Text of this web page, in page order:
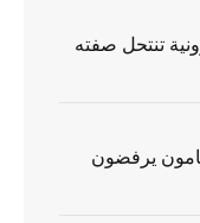
تنتحل صفته
يرفضون